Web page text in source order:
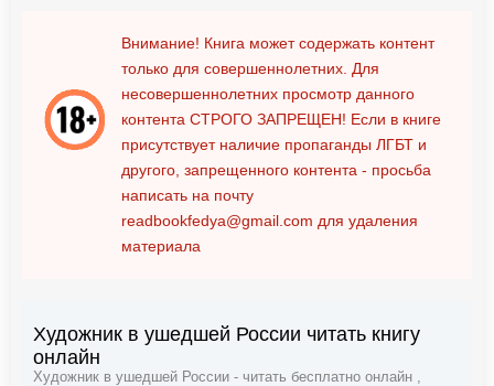
Внимание! Книга может содержать контент
только для совершеннолетних. Для
несовершеннолетних просмотр данного
контента СТРОГО ЗАПРЕЩЕН! Если в книге
присутствует наличие пропаганды ЛГБТ и
другого, запрещенного контента - просьба
написать на почту
readbookfedya@gmail.com для удаления
материала
Художник в ушедшей России читать книгу
онлайн
Художник в ушедшей России - читать бесплатно онлайн ,